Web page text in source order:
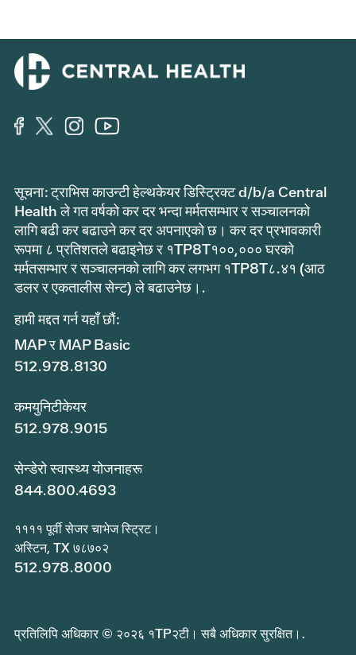
सूचना: ट्राभिस काउन्टी हेल्थकेयर डिस्ट्रिक्ट d/b/a Central
Health ले गत वर्षको कर दर भन्दा मर्मतसम्भार र सञ्चालनको
लागि बढी कर बढाउने कर दर अपनाएको छ। कर दर प्रभावकारी
रूपमा ८ प्रतिशतले बढाइनेछ र १TP8T१००,००० घरको
मर्मतसम्भार र सञ्चालनको लागि कर लगभग १TP8T८.४१ (आठ
डलर र एकतालीस सेन्ट) ले बढाउनेछ।.
हामी मद्दत गर्न यहाँ छौं:
MAP र MAP Basic
512.978.8130
कमयुनिटीकेयर
512.978.9015
सेन्डेरो स्वास्थ्य योजनाहरू
844.800.4693
११११ पूर्वी सेजर चाभेज स्ट्रिट।
अस्टिन, TX ७८७०२
512.978.8000
प्रतिलिपि अधिकार © २०२६ १TP२टी। सबै अधिकार सुरक्षित।.